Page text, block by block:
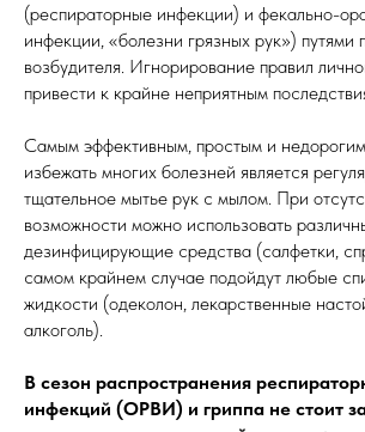
(респираторные инфекции) и фекально-
инфекции, «болезни грязных рук») путями
возбудителя. Игнорирование правил
привести к крайне неприятным
Самым эффективным, простым и
избежать многих болезней является
тщательное мытье рук с мылом. При
возможности можно использовать
дезинфицирующие средства (салфетки,
самом крайнем случае подойдут любые
жидкости (одеколон, лекарственные
алкоголь).
В сезон распространения
инфекций (ОРВИ) и гриппа не стоит